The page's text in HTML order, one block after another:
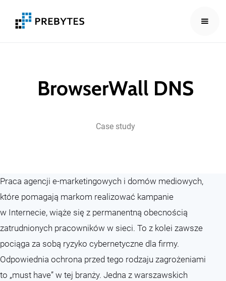
BrowserWall DNS
Case study
Praca agencji e-marketingowych i domów mediowych,
które pomagają markom realizować kampanie
w Internecie, wiąże się z permanentną obecnością
zatrudnionych pracowników w sieci. To z kolei zawsze
pociąga za sobą ryzyko cybernetyczne dla firmy.
Odpowiednia ochrona przed tego rodzaju zagrożeniami
to „must have” w tej branży. Jedna z warszawskich